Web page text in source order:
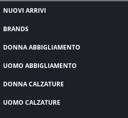
NUOVI ARRIVI
BRANDS
DONNA ABBIGLIAMENTO
UOMO ABBIGLIAMENTO
DONNA CALZATURE
UOMO CALZATURE